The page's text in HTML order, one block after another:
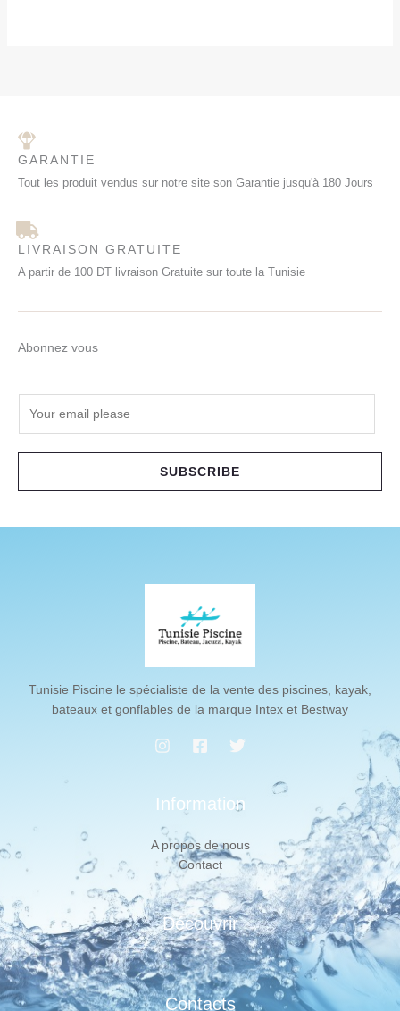
GARANTIE
Tout les produit vendus sur notre site son Garantie jusqu'à 180 Jours
LIVRAISON GRATUITE
A partir de 100 DT livraison Gratuite sur toute la Tunisie
Abonnez vous
SUBSCRIBE
Tunisie Piscine le spécialiste de la vente des piscines, kayak,
bateaux et gonflables de la marque Intex et Bestway
Information
A propos de nous
Contact
Découvrir
Contacts